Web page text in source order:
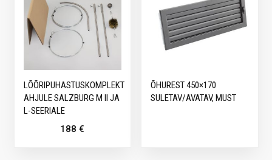
LÕÕRIPUHASTUSKOMPLEKT
AHJULE SALZBURG M II JA
L-SEERIALE
188€
ÕHUREST 450×170
SULETAV/AVATAV, MUST